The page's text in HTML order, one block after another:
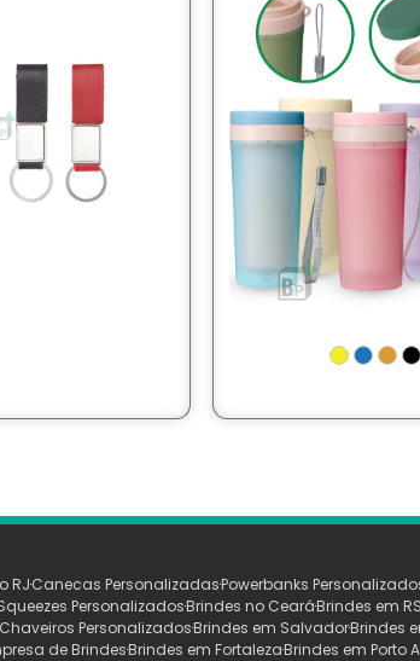
RJCanecas PersonalizadasPowerbanks
PersonalizadosBrindes no CearáBrindes em RS
Chaveiros PersonalizadosBrindes em SalvadorBrindes
de BrindesBrindes em FortalezaBrindes em Porto